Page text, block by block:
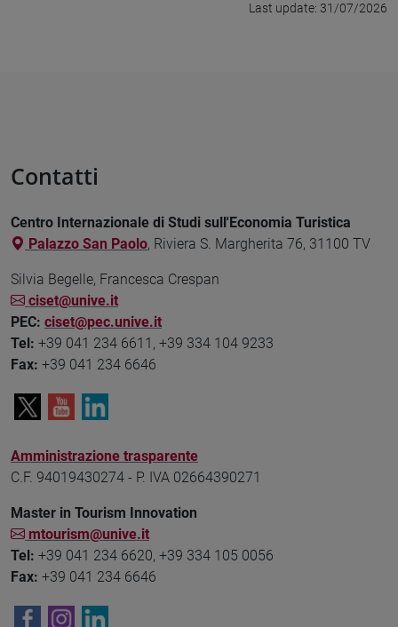
Last update: 31/07/2026
Contatti
Centro Internazionale di Studi sull'Economia Turistica
Palazzo San Paolo, Riviera S. Margherita 76, 31100 TV
Silvia Begelle, Francesca Crespan
ciset@unive.it
PEC: ciset@pec.unive.it
Tel: +39 041 234 6611, +39 334 104 9233
Fax: +39 041 234 6646
Amministrazione trasparente
C.F. 94019430274 - P. IVA 02664390271
Master in Tourism Innovation
mtourism@unive.it
Tel: +39 041 234 6620, +39 334 105 0056
Fax: +39 041 234 6646